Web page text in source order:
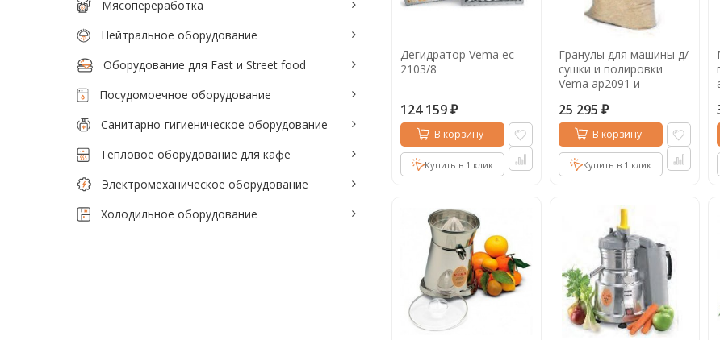
Мясопереработка
Нейтральное оборудование
Оборудование для Fast и Street food
Санитарно-гигиеническое
оборудование
Тепловое оборудование для кафе
Электромеханическое оборудование
Дегидратор Vema ec
2103/8
124 159 ₽
В корзину
Купить в 1 клик
Гранулы для машины д/
сушки и полировки
Vema ap2091 и
25 295 ₽
В корзину
Купить в 1 клик
Мясопереработка
Нейтральное оборудование
Оборудование для Fast и Street food
Посудомоечное оборудование
Санитарно-гигиеническое оборудование
Тепловое оборудование для кафе
Электромеханическое оборудование
Холодильное оборудование